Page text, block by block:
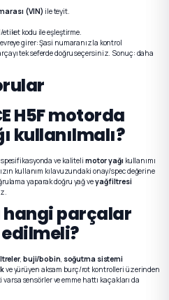
(VIN) ile teyit.
kodu ile eşleştirme.
girer: Şasi numaranızla kontrol
tek seferde doğru seçersiniz. Sonuç: daha
H5F motorda
kullanılmalı?
ve kaliteli motor yağı kullanımı
kullanım kılavuzundaki onay/spec değerine
yaparak doğru yağ veyağ filtresi
hangi parçalar
, buji/bobin, soğutma sistemi
ve yürüyen aksam burç/rot kontrolleri üzerinden
sensörler ve emme hattı kaçakları da